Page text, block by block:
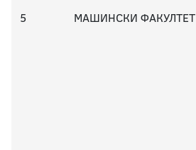
5 МАШИНСКИ ФАКУЛТЕТ